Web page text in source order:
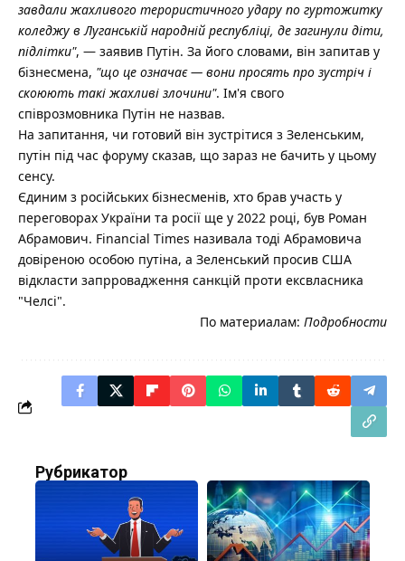
завдали жахливого терористичного удару по гуртожитку
коледжу в Луганській народній республіці, де загинули діти,
підлітки", — заявив Путін. За його словами, він запитав у
бізнесмена, "що це означає — вони просять про зустріч і
скоюють такі жахливі злочини". Ім'я свого
співрозмовника Путін не назвав.
На запитання, чи готовий він зустрітися з Зеленським,
путін під час форуму сказав, що зараз не бачить у цьому
сенсу.
Єдиним з російських бізнесменів, хто брав участь у
переговорах України та росії ще у 2022 році, був Роман
Абрамович. Financial Times називала тоді Абрамовича
довіреною особою путіна, а Зеленський просив США
відкласти запрровадження санкцій проти ексвласника
"Челсі".
По материалам: Подробности
Рубрикатор